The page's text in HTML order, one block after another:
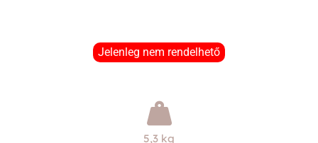
Jelenleg nem rendelhető
5,3 kg